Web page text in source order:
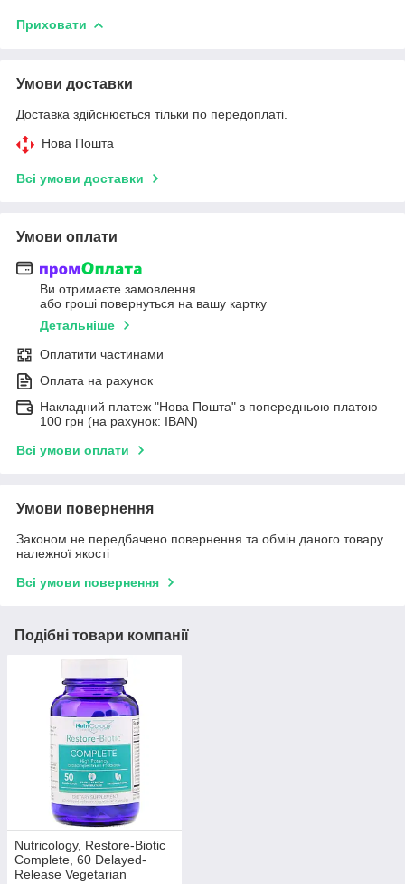
Приховати
Умови доставки
Доставка здійснюється тільки по передоплаті.
Нова Пошта
Всі умови доставки
Умови оплати
Ви отримаєте замовлення
або гроші повернуться на вашу картку
Детальніше
Оплатити частинами
Оплата на рахунок
Накладний платеж "Нова Пошта" з попередньою платою
100 грн (на рахунок: IBAN)
Всі умови оплати
Умови повернення
Законом не передбачено повернення та обмін даного товару
належної якості
Всі умови повернення
Подібні товари компанії
Nutricology, Restore-Biotic
Complete, 60 Delayed-
Release Vegetarian